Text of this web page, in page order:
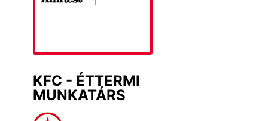
KFC - ÉTTERMI
MUNKATÁRS